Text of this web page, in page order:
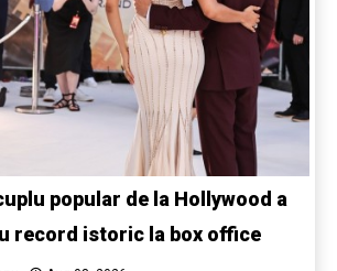
popular de la Hollywood a
record istoric la box office